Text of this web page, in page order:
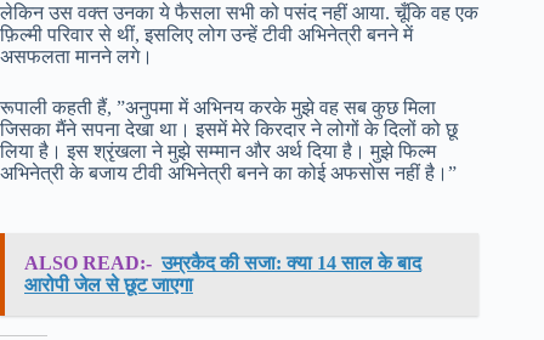
लेकिन उस वक्त उनका ये फैसला सभी को पसंद नहीं आया. चूँकि वह एक
फ़िल्मी परिवार से थीं, इसलिए लोग उन्हें टीवी अभिनेत्री बनने में
असफलता मानने लगे।
रूपाली कहती हैं, ”अनुपमा में अभिनय करके मुझे वह सब कुछ मिला
जिसका मैंने सपना देखा था। इसमें मेरे किरदार ने लोगों के दिलों को छू
लिया है। इस श्रृंखला ने मुझे सम्मान और अर्थ दिया है। मुझे फिल्म
अभिनेत्री के बजाय टीवी अभिनेत्री बनने का कोई अफसोस नहीं है।”
ALSO READ:- उम्रकैद की सजा: क्या 14 साल के बाद
आरोपी जेल से छूट जाएगा